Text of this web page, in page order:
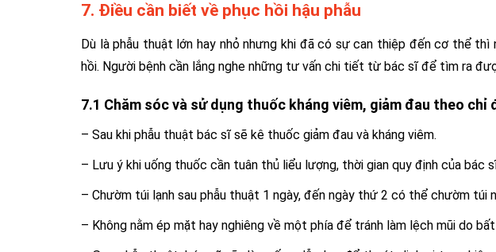
7. Điều cần biết về phục hồi hậu phẫu
Dù là phẫu thuật lớn hay nhỏ nhưng khi đã có sự can thiệp đến cơ thể
hồi. Người bệnh cần lắng nghe những tư vấn chi tiết từ bác sĩ để tìm ra
7.1 Chăm sóc và sử dụng thuốc kháng viêm, giảm đau theo chỉ
– Sau khi phẫu thuật bác sĩ sẽ kê thuốc giảm đau và kháng viêm.
– Lưu ý khi uống thuốc cần tuân thủ liểu lượng, thời gian quy định của bác
– Chườm túi lạnh sau phẫu thuật 1 ngày, đến ngày thứ 2 có thể chườm túi
– Không nằm ép mặt hay nghiêng về một phía để tránh làm lệch mũi do